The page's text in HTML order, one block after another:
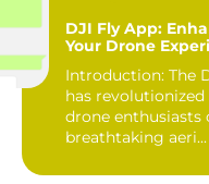
DJI Fly App:
Your Drone
Introduction: The
has
drone enthusiasts
breathtaking aeri...